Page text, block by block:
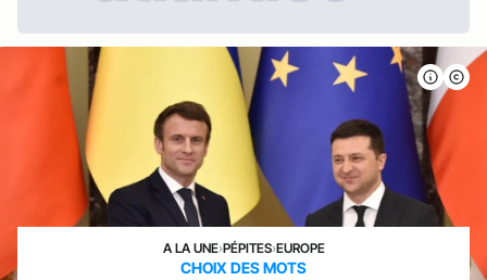
A LA UNE›PÉPITES›EUROPE
CHOIX DES MOTS